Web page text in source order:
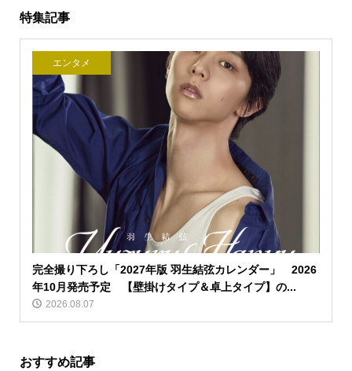
特集記事
エンタメ
完全撮り下ろし「2027年版 羽生結弦カレンダー」 2026
年10月発売予定 【壁掛けタイプ＆卓上タイプ】の...
2026.08.07
おすすめ記事